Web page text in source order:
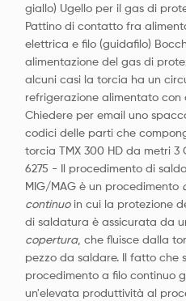
giallo) Ugello per il gas di
Pattino di contatto fra
elettrica e filo (guidafilo)
alimentazione del gas di
alcuni casi la torcia ha un
refrigerazione alimentato con
Chiedere per email uno
codici delle parti che
torcia TMX 300 HD da metri 3
6275 - Il procedimento di
MIG/MAG è un procedimento
continuoin cui la protezione
di saldatura è assicurata da
copertura, che fluisce dalla
pezzo da saldare. Il fatto che
procedimento a filo continuo
un'elevata produttività al